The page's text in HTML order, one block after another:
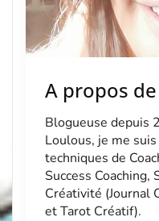
A propos
Blogueuse depuis
Loulous, je me
techniques de
Success Coaching,
Créativité (Journal
et Tarot Créatif).